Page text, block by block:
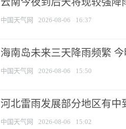
中国天气网 2026-08-06 16:37
海南岛未来三天降雨频繁
中国天气网 2026-08-06 15:50
河北雷雨发展部分地区有中
中国天气网 2026-08-06 15:02